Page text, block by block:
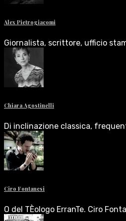
Alex Pietrogiacomi
Giornalista, scrittore, ufficio
Chiara Agostinelli
Di inclinazione classica,
Ciro Fontanesi
O del TÈologo ErranTe. Ciro